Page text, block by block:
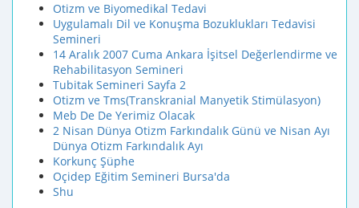
Otizm ve Biyomedikal Tedavi
Uygulamalı Dil ve Konuşma Bozuklukları Tedavisi
Semineri
14 Aralık 2007 Cuma Ankara İşitsel Değerlendirme ve
Rehabilitasyon Semineri
Tubitak Semineri Sayfa 2
Otizm ve Tms(Transkranial Manyetik Stimülasyon)
Meb De De Yerimiz Olacak
2 Nisan Dünya Otizm Farkındalık Günü ve Nisan Ayı
Dünya Otizm Farkındalık Ayı
Korkunç Şüphe
Oçidep Eğitim Semineri Bursa'da
Shu